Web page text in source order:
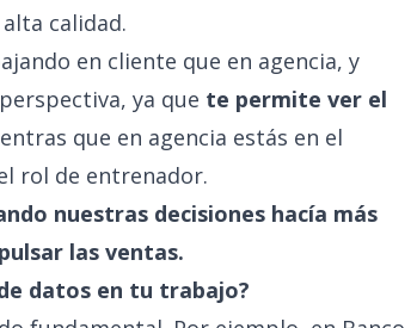
calidad.
en cliente que en agencia, y
ya que te permite ver el
que en agencia estás en el
rol de entrenador.
nuestras decisiones hacía más
las ventas.
datos en tu trabajo?